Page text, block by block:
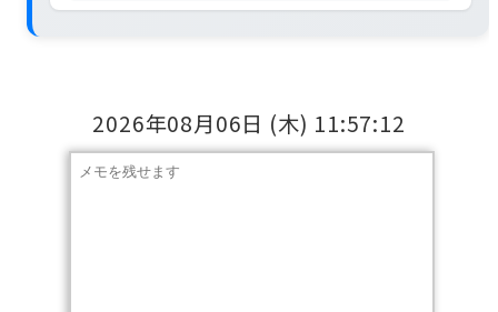
2026年08月06日 (木) 11:57:12